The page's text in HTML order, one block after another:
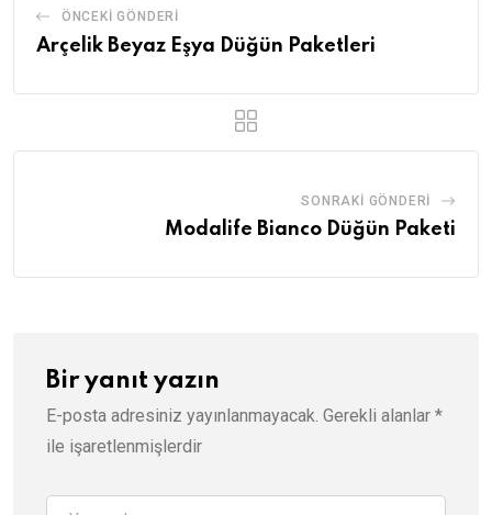
ÖNCEKI GÖNDERI
Arçelik Beyaz Eşya Düğün Paketleri
SONRAKI GÖNDERI
Modalife Bianco Düğün Paketi
Bir yanıt yazın
E-posta adresiniz yayınlanmayacak. Gerekli alanlar *
ile işaretlenmişlerdir